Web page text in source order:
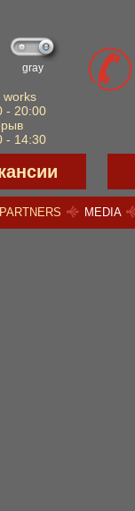
gray
works
- 20:00
- 14:30
MEDIA